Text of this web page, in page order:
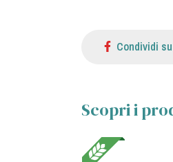
Condividi
Scopri i